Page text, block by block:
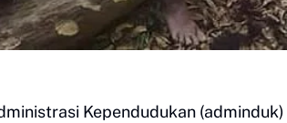
Kependudukan